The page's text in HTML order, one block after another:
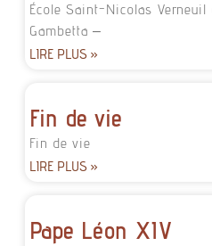
École Saint-Nicolas Verneuil
Gambetta –
LIRE PLUS »
Fin de vie
Fin de vie
LIRE PLUS »
Pape Léon XIV